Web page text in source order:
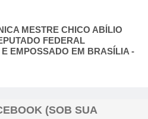
MESTRE CHICO ABÍLIO
FEDERAL
EMPOSSADO EM BRASÍLIA -
(SOB SUA